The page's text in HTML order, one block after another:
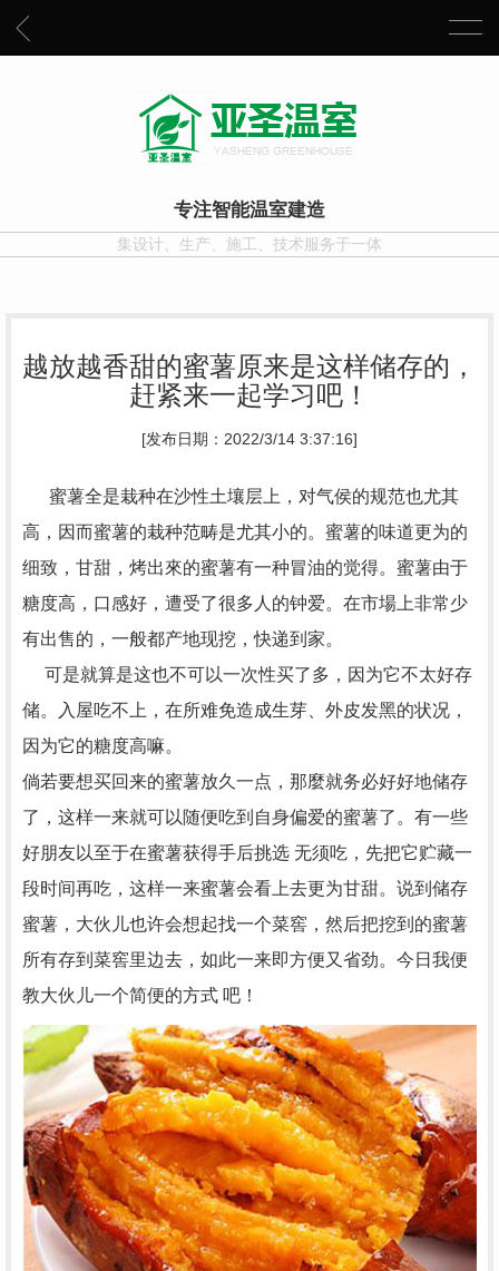
专注智能温室建造
集设计、生产、施工、技术服务于一体
越放越香甜的蜜薯原来是这样储存的，
赶紧来一起学习吧！
[发布日期：2022/3/14 3:37:16]
蜜薯全是栽种在沙性土壤层上，对气侯的规范也尤其
高，因而蜜薯的栽种范畴是尤其小的。蜜薯的味道更为的
细致，甘甜，烤出來的蜜薯有一种冒油的觉得。蜜薯由于
糖度高，口感好，遭受了很多人的钟爱。在市場上非常少
有出售的，一般都产地现挖，快递到家。
可是就算是这也不可以一次性买了多，因为它不太好存
储。入屋吃不上，在所难免造成生芽、外皮发黑的状况，
因为它的糖度高嘛。
倘若要想买回来的蜜薯放久一点，那麼就务必好好地储存
了，这样一来就可以随便吃到自身偏爱的蜜薯了。有一些
好朋友以至于在蜜薯获得手后挑选 无须吃，先把它贮藏一
段时间再吃，这样一来蜜薯会看上去更为甘甜。说到储存
蜜薯，大伙儿也许会想起找一个菜窖，然后把挖到的蜜薯
所有存到菜窖里边去，如此一来即方便又省劲。今日我便
教大伙儿一个简便的方式 吧！